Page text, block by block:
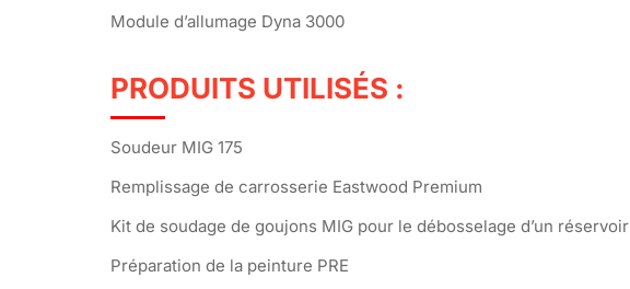
Module d’allumage Dyna 3000
PRODUITS UTILISÉS :
Soudeur MIG 175
Remplissage de carrosserie Eastwood Premium
Kit de soudage de goujons MIG pour le débosselage d’un réservoir
Préparation de la peinture PRE